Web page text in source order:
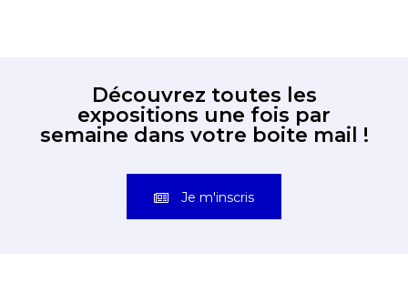
Découvrez toutes les
expositions une fois par
semaine dans votre boite mail !
Je m'inscris